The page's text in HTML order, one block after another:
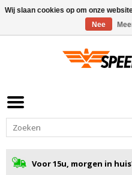
Voor 15u, morgen in
Wij slaan cookies op om onze
Nee